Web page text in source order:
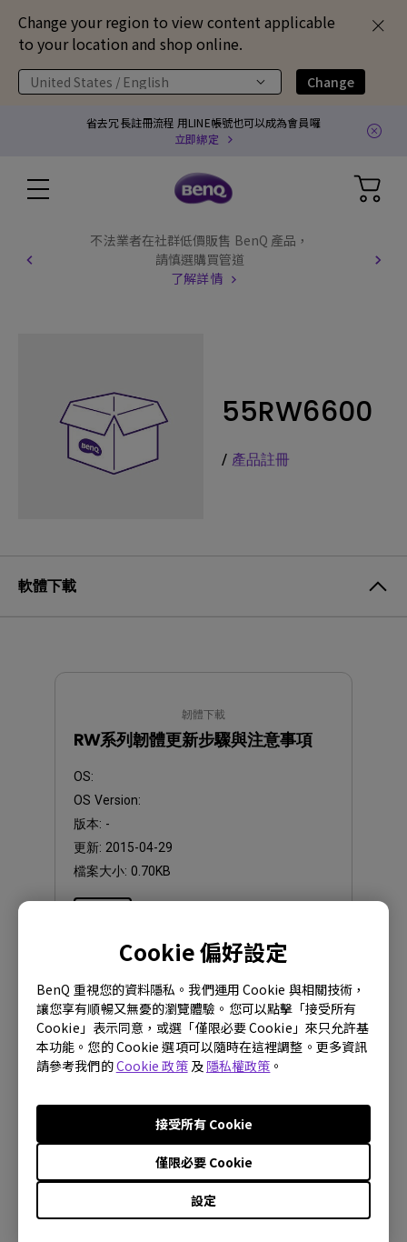
Change your region to view content applicable
to your location and shop online.
United States / English Change
Cookie 偏好設定
BenQ 重視您的資料隱私。我們運用 Cookie 與相關技術，
讓您享有順暢又無憂的瀏覽體驗。您可以點擊「接受所有
Cookie」表示同意，或選「僅限必要 Cookie」來只允許基
本功能。您的 Cookie 選項可以隨時在這裡調整。更多資訊
請參考我們的Cookie 政策及 隱私權政策 。
設定
僅限必要 Cookie
接受所有 Cookie
省去冗長註冊流程 用LINE帳號也可以成為會員囉
立即綁定
不法業者在社群低價販售 BenQ 產品，
請慎選購買管道
了解詳情
55RW6600
/ 產品註冊
軟體下載
韌體下載
RW系列韌體更新步驟與注意事項
OS:
OS Version:
版本: -
更新: 2015-04-29
檔案大小: 0.70KB
韌體下載
[壓縮檔]FW V1.03.00與韌體更新步
驟與注意事項
更新:2015-04-29